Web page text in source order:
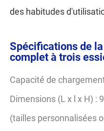
des habitudes
Spécifications de
complet à trois
Capacité de
Dimensions (L x l x H) :
(tailles personnalisées